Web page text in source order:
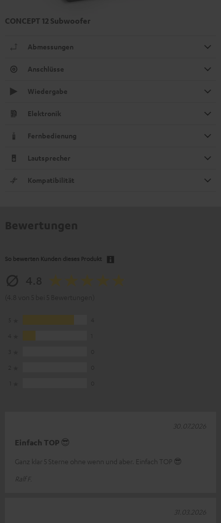
CONCEPT 12 Subwoofer
Abmessungen
Anschlüsse
Wiedergabe
Elektronik
Fernbedienung
Lautsprecher
Kompatibilität
So bewerten Kunden dieses Produkt
Einfach TOP 😎
Ganz klar 5 Sterne ohne wenn und aber. Einfach TOP 😎
Ralf F.
30.07.2026
31.03.2026